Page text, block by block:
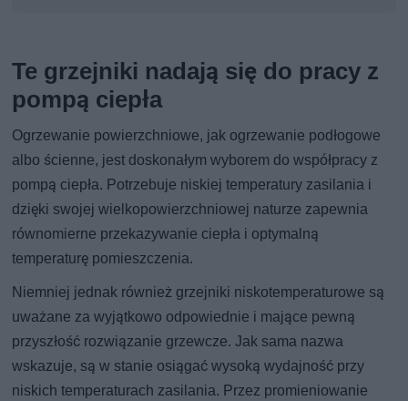
Te grzejniki nadają się do pracy z
pompą ciepła
Ogrzewanie powierzchniowe, jak ogrzewanie podłogowe
albo ścienne, jest doskonałym wyborem do współpracy z
pompą ciepła. Potrzebuje niskiej temperatury zasilania i
dzięki swojej wielkopowierzchniowej naturze zapewnia
równomierne przekazywanie ciepła i optymalną
temperaturę pomieszczenia.
Niemniej jednak również grzejniki niskotemperaturowe są
uważane za wyjątkowo odpowiednie i mające pewną
przyszłość rozwiązanie grzewcze. Jak sama nazwa
wskazuje, są w stanie osiągać wysoką wydajność przy
niskich temperaturach zasilania. Przez promieniowanie